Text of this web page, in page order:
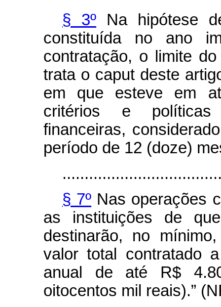
§ 3º Na hipótese
constituída no ano
contratação, o limite
trata o caputdeste
em que esteve em
critérios e políticas
financeiras,
período de 12 (doze)
§ 7º Nas operações
as instituições de
destinarão, no
valor total contratado
anual de até R$
oitocentos mil reais).”